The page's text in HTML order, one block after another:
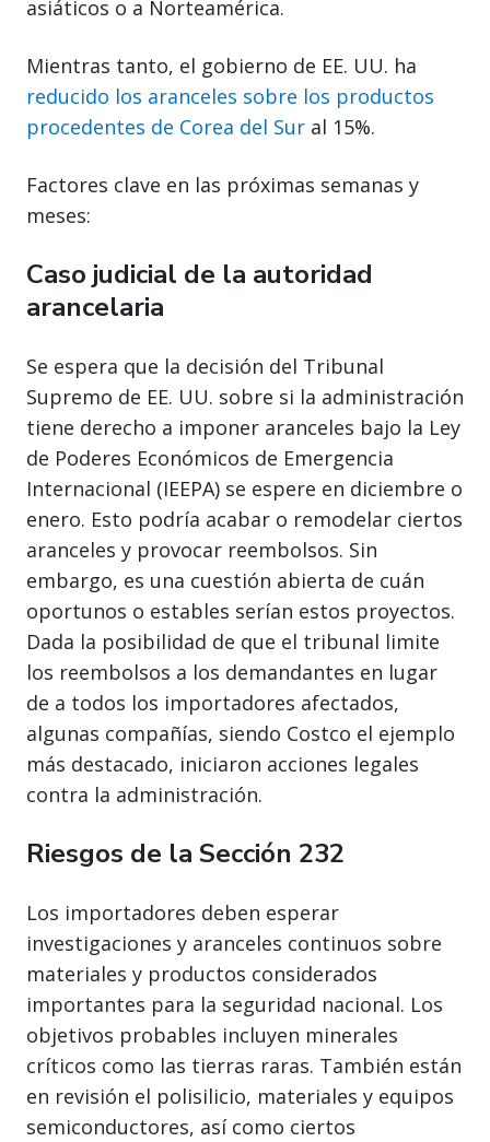
asiáticos o a Norteamérica.
Mientras tanto, el gobierno de EE. UU. ha
reducido los aranceles sobre los productos
procedentes de Corea del Sur al 15%.
Factores clave en las próximas semanas y
meses:
Caso judicial de la autoridad
arancelaria
Se espera que la decisión del Tribunal
Supremo de EE. UU. sobre si la administración
tiene derecho a imponer aranceles bajo la Ley
de Poderes Económicos de Emergencia
Internacional (IEEPA) se espere en diciembre o
enero. Esto podría acabar o remodelar ciertos
aranceles y provocar reembolsos. Sin
embargo, es una cuestión abierta de cuán
oportunos o estables serían estos proyectos.
Dada la posibilidad de que el tribunal limite
los reembolsos a los demandantes en lugar
de a todos los importadores afectados,
algunas compañías, siendo Costco el ejemplo
más destacado, iniciaron acciones legales
contra la administración.
Riesgos de la Sección 232
Los importadores deben esperar
investigaciones y aranceles continuos sobre
materiales y productos considerados
importantes para la seguridad nacional. Los
objetivos probables incluyen minerales
críticos como las tierras raras. También están
en revisión el polisilicio, materiales y equipos
semiconductores, así como ciertos